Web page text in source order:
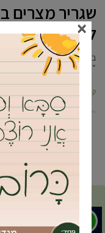
שגריר מצרים
לשיתופי
בנאום בכינוס של מרכז בגין
“מצרים תמשיך להיות נאמנה
קרא עוד ←
1
2
×